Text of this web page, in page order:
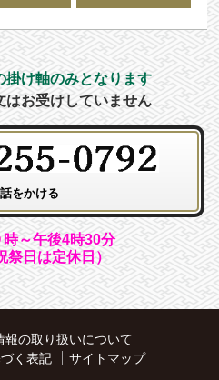
掛け軸のみとなります
お受けしていません
～午後4時30分
祭日は定休日）
報の取り扱いについて
く表記
サイトマップ